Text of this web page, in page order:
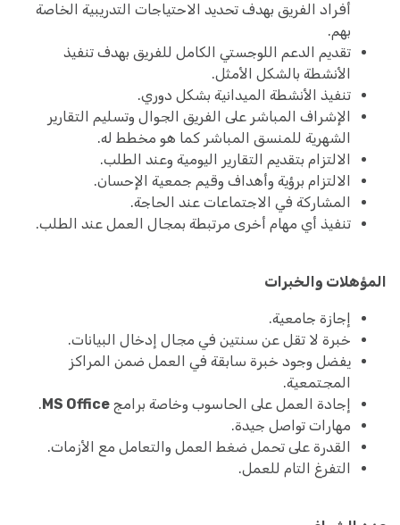
أفراد الفريق بهدف تحديد الاحتياجات التدريبية الخاصة
بهم.
تقديم الدعم اللوجستي الكامل للفريق بهدف تنفيذ
الأنشطة بالشكل الأمثل.
تنفيذ الأنشطة الميدانية بشكل دوري.
الإشراف المباشر على الفريق الجوال وتسليم التقارير
الشهرية للمنسق المباشر كما هو مخطط له.
الالتزام بتقديم التقارير اليومية وعند الطلب.
الالتزام برؤية وأهداف وقيم جمعية الإحسان.
المشاركة في الاجتماعات عند الحاجة.
تنفيذ أي مهام أخرى مرتبطة بمجال العمل عند الطلب.
المؤهلات والخبرات
إجازة جامعية.
خبرة لا تقل عن سنتين في مجال إدخال البيانات.
يفضل وجود خبرة سابقة في العمل ضمن المراكز
المجتمعية.
إجادة العمل على الحاسوب وخاصة برامج MS Office
.
مهارات تواصل جيدة.
القدرة على تحمل ضغط العمل والتعامل مع الأزمات.
التفرغ التام للعمل.